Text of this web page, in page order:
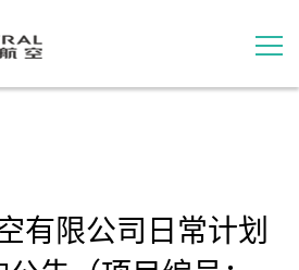
有限公司日常计划